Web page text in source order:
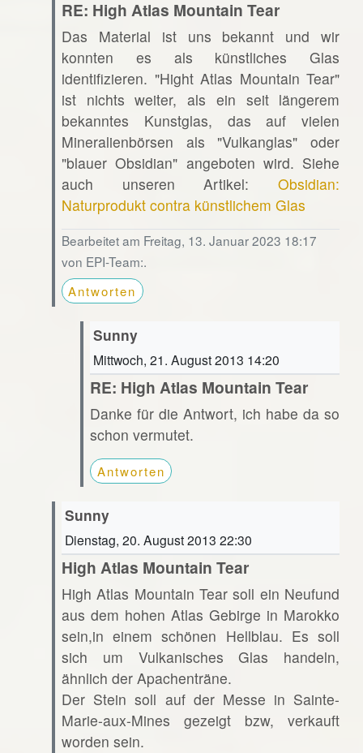
RE: High Atlas Mountain Tear
Das Material ist uns bekannt und wir
konnten es als künstliches Glas
identifizieren. "Hight Atlas Mountain Tear"
ist nichts weiter, als ein seit längerem
bekanntes Kunstglas, das auf vielen
Mineralienbörsen als "Vulkanglas" oder
"blauer Obsidian" angeboten wird. Siehe
auch unseren Artikel:Obsidian:
Naturprodukt contra künstlichem Glas
Bearbeitet am Freitag, 13. Januar 2023 18:17
von EPI-Team:.
Antworten
Sunny
Mittwoch, 21. August 2013 14:20
RE: High Atlas Mountain Tear
Danke für die Antwort, ich habe da so
schon vermutet.
Antworten
Sunny
Dienstag, 20. August 2013 22:30
High Atlas Mountain Tear
High Atlas Mountain Tear soll ein Neufund
aus dem hohen Atlas Gebirge in Marokko
sein,in einem schönen Hellblau. Es soll
sich um Vulkanisches Glas handeln,
ähnlich der Apachenträne.
Der Stein soll auf der Messe in Sainte-
Marie-aux-Mines gezeigt bzw, verkauft
worden sein.